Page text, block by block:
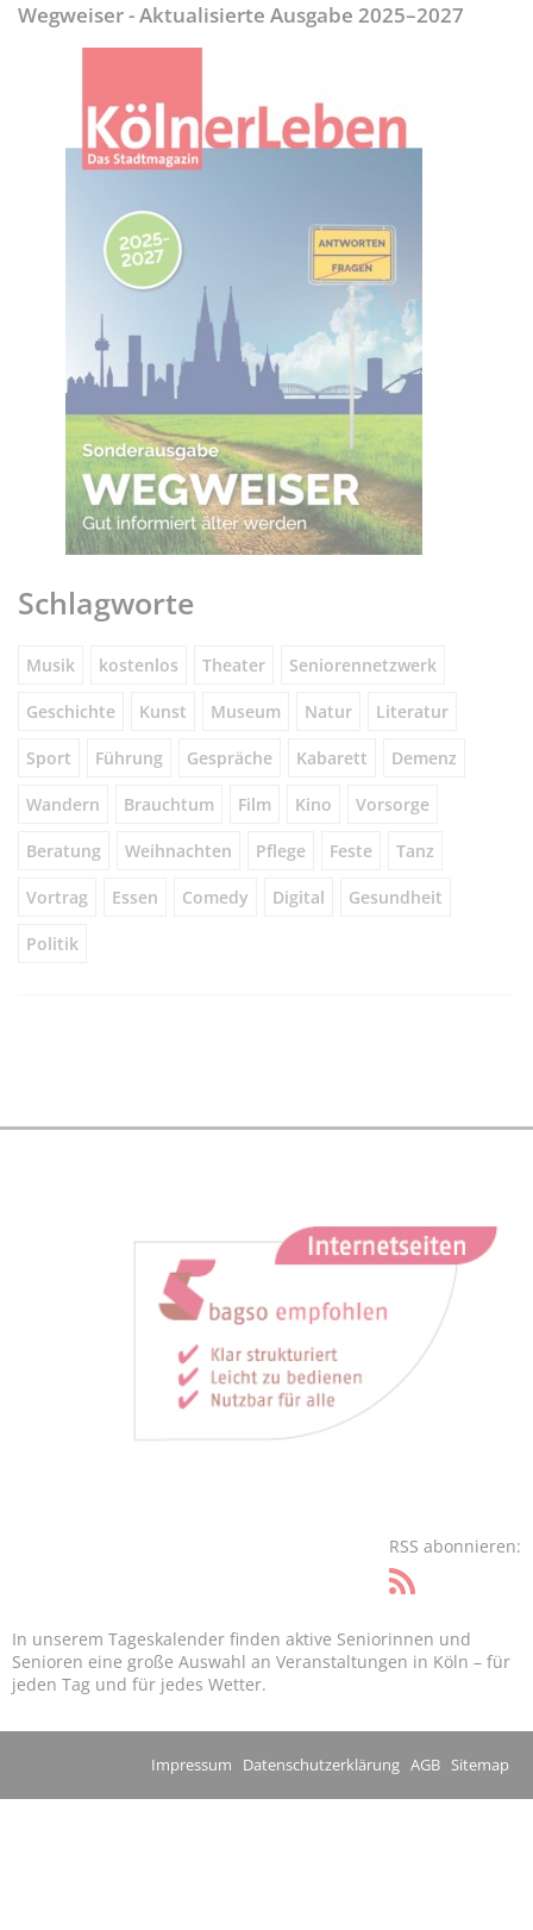
Wegweiser - Aktualisierte Ausgabe 2025–2027
Schlagworte
Musik kostenlos Theater Seniorennetzwerk
Geschichte Kunst Museum Natur Literatur
Sport Führung Gespräche Kabarett Demenz
Wandern Brauchtum Film Kino Vorsorge
Beratung Weihnachten Pflege Feste Tanz
Vortrag Essen Comedy Digital Gesundheit
Politik
RSS abonnieren:
In unserem Tageskalender finden aktive Seniorinnen und
Senioren eine große Auswahl an Veranstaltungen in Köln – für
jeden Tag und für jedes Wetter.
Impressum Datenschutzerklärung AGB Sitemap